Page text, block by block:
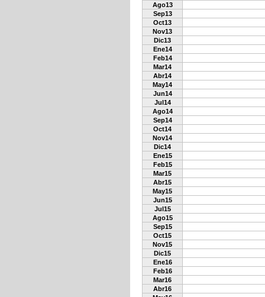
Ago13
Sep13
Oct13
Nov13
Dic13
Ene14
Feb14
Mar14
Abr14
May14
Jun14
Jul14
Ago14
Sep14
Oct14
Nov14
Dic14
Ene15
Feb15
Mar15
Abr15
May15
Jun15
Jul15
Ago15
Sep15
Oct15
Nov15
Dic15
Ene16
Feb16
Mar16
Abr16